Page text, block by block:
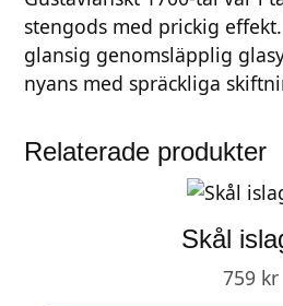
stengods med prickig
glansig genomsläpplig
nyans med spräckliga
Relaterade produkter
Skål
759 kr